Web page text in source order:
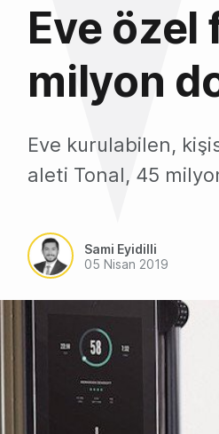
Eve
milyon
Eve kurulabilen,
aleti Tonal, 45
Sami Eyidilli
05 Nisan 2019